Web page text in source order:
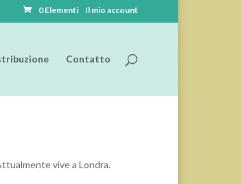
Il mio account
0 Elementi
Contatto
vive a Londra.